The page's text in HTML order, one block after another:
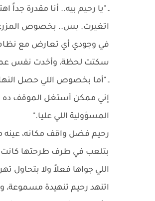
ـ "يا رحيم بيه.. أنا مقدرة
اتغيرت. بس.. بخصوص
في وجودي أي تعارض مع نظام
سكتت لحظة، وأخدت نفس
ـ "أما بخصوص اللي حصل
إني ممكن أستغل الموقف ده
المسؤولية اللي عليا."
رحيم فضل واقف مكانه، عينه
بتلعب في طرف طرحتها كانت
اللي جواها فعلاً ولا بتحاول
اتنهد رحيم تنهيدة